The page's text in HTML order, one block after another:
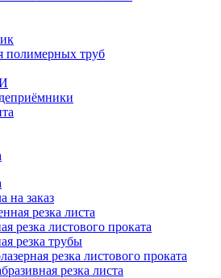
полимерных труб
на заказ
резка листа
резка листового проката
резка трубы
резка листового проката
резка листа